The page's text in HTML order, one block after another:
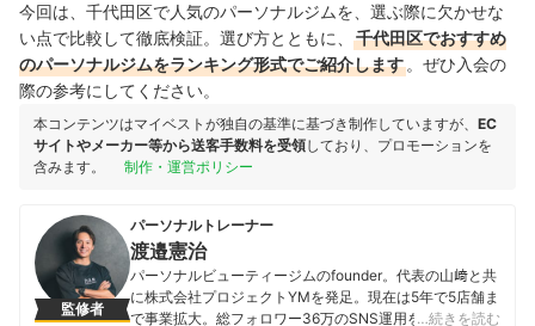
今回は、千代田区で人気のパーソナルジムを、選ぶ際に欠かせな
い点で比較して徹底検証。選び方とともに、
千代田区でおすすめ
のパーソナルジムをランキング形式でご紹介します 。ぜひ入会の
際の参考にしてください。
本コンテンツはマイベストが独自の基準に基づき制作していますが、 EC
サイトやメーカー等から送客手数料を受領しており、プロモーションを
含みます。
制作・運営ポリシー
監修者
パーソナルトレーナー
渡邉憲治
パーソナルビューティージムのfounder。代表の山﨑と共
に株式会社プロジェクトYMを発足。現在は5年で5店舗ま
で事業拡大。総フォロワー36万のSNS運用を統括。パー
…続きを読む